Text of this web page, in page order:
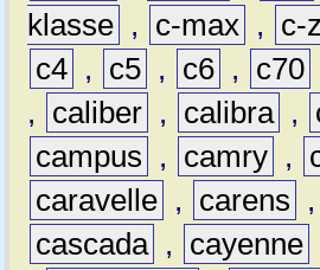
klasse , c-max , c-
c4 , c5 , c6 , c70
,
caliber , calibra ,
campus
, camry ,
caravelle , carens ,
cascada , cayenne